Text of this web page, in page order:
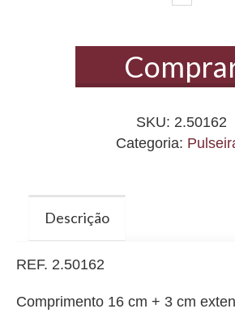
pérolas
banhada
SKU: 2.50162
Categoria:
Descrição
REF. 2.50162
Comprimento 16 cm + 3 cm